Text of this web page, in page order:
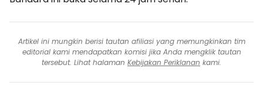
Artikel ini mungkin berisi tautan afiliasi yang memungkinkan tim
editorial kami mendapatkan komisi jika Anda mengklik tautan
tersebut. Lihat halaman Kebijakan Periklanan kami.